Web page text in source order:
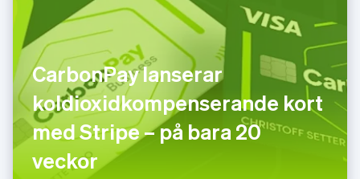
CarbonPay lanserar
koldioxidkompenserande kort
med Stripe – på bara 20
veckor
Japan
日本語
Kanada
EnglishFrançais
Kroatien
EnglishItaliano
Lettland
English
Liechtenstein
Deutsch English
Litauen